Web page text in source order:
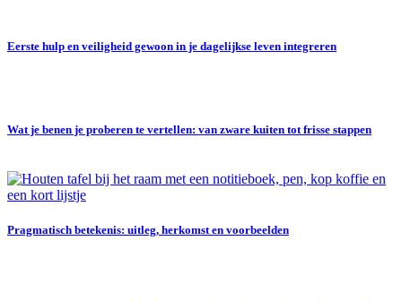
Eerste hulp en veiligheid gewoon in je dagelijkse leven integreren
Wat je benen je proberen te vertellen: van zware kuiten tot frisse stappen
Pragmatisch betekenis: uitleg, herkomst en voorbeelden